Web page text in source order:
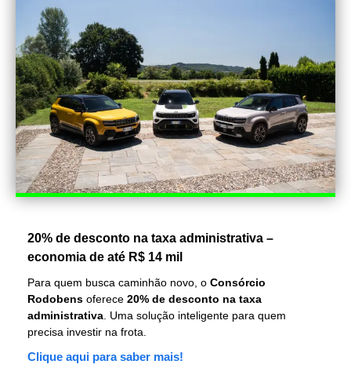
20% de desconto na taxa administrativa –
economia de até R$ 14 mil
Para quem busca caminhão novo, o Consórcio
Rodobens oferece 20% de desconto na taxa
administrativa . Uma solução inteligente para quem
precisa investir na frota.
Clique aqui para saber mais!